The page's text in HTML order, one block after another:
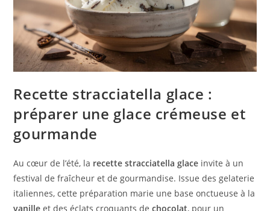
Recette stracciatella glace :
préparer une glace crémeuse et
gourmande
Au cœur de l’été, la recette stracciatella glace invite à un
festival de fraîcheur et de gourmandise. Issue des gelaterie
italiennes, cette préparation marie une base onctueuse à la
vanille et des éclats croquants dechocolat, pour un